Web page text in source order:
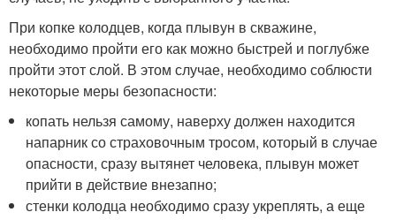
При копке колодцев, когда плывун в скважине,
необходимо пройти его как можно быстрей и поглубже
пройти этот слой. В этом случае, необходимо соблюсти
некоторые меры безопасности:
копать нельзя самому, наверху должен находится
напарник со страховочным тросом, который в случае
опасности, сразу вытянет человека, плывун может
прийти в действие внезапно;
стенки колодца необходимо сразу укреплять, а еще